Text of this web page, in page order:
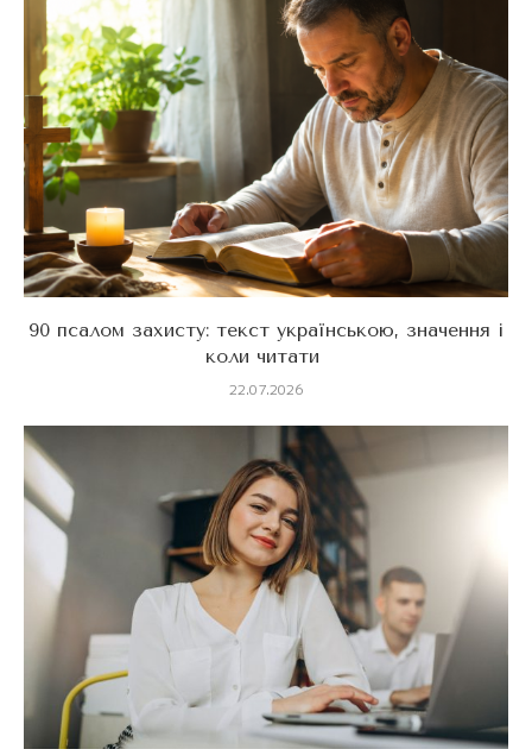
90 псалом захисту: текст українською, значення і
коли читати
22.07.2026